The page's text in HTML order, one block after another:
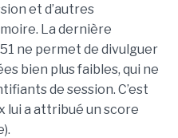
et d’autres
La dernière
ne permet de divulguer
bien plus faibles, qui ne
de session. C’est
lui a attribué un score